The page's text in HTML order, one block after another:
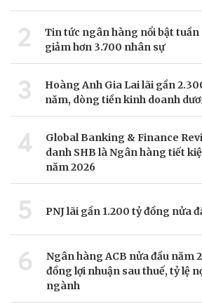
2
Tin tức ngân hàng nổi bật tuần
giảm hơn 3.700 nhân sự
3
Hoàng Anh Gia Lai lãi gần
năm, dòng tiền kinh doanh
4
Global Banking & Finance
danh SHB là Ngân hàng tiết
năm 2026
5 PNJ lãi gần 1.200 tỷ đồng nửa
6
Ngân hàng ACB nửa đầu năm
đồng lợi nhuận sau thuế, tỷ lệ
ngành